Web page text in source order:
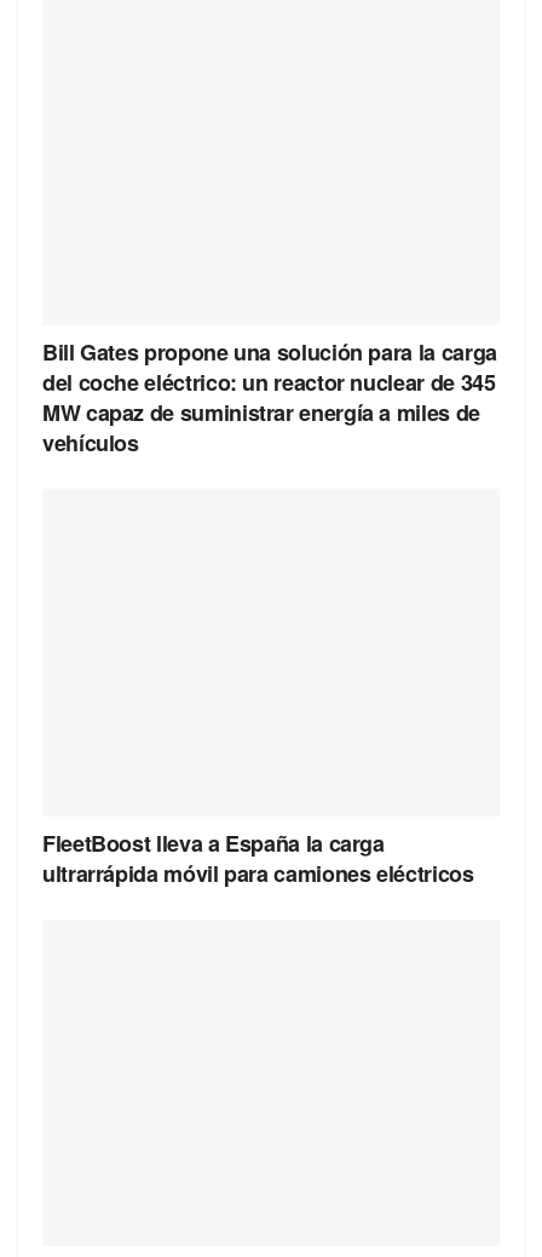
Bill Gates propone una solución para la carga
del coche eléctrico: un reactor nuclear de 345
MW capaz de suministrar energía a miles de
vehículos
FleetBoost lleva a España la carga
ultrarrápida móvil para camiones eléctricos